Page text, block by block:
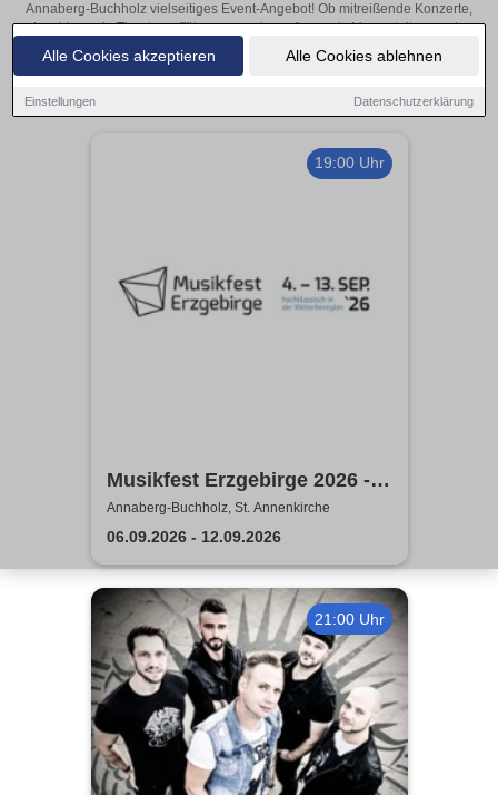
Alle Cookies akzeptieren Alle Cookies ablehnen
Einstellungen Datenschutzerklärung
Annaberg-Buchholz vielseitiges Event-Angebot! Ob mitreißende Konzerte,
inspirierende Theateraufführungen oder aufregende Veranstaltungen in
Annaberg-Buchholz – hier finden alles im Überblick und Tickets.
19:00 Uhr
Musikfest Erzgebirge 2026 -
KlangWelten
Annaberg-Buchholz, St. Annenkirche
06.09.2026 - 12.09.2026
21:00 Uhr